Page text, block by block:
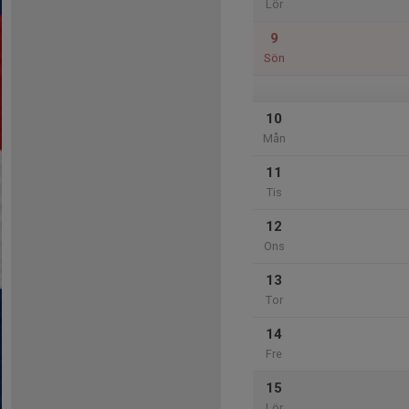
Lör
9
Sön
10
Mån
11
Tis
12
Ons
13
Tor
14
Fre
15